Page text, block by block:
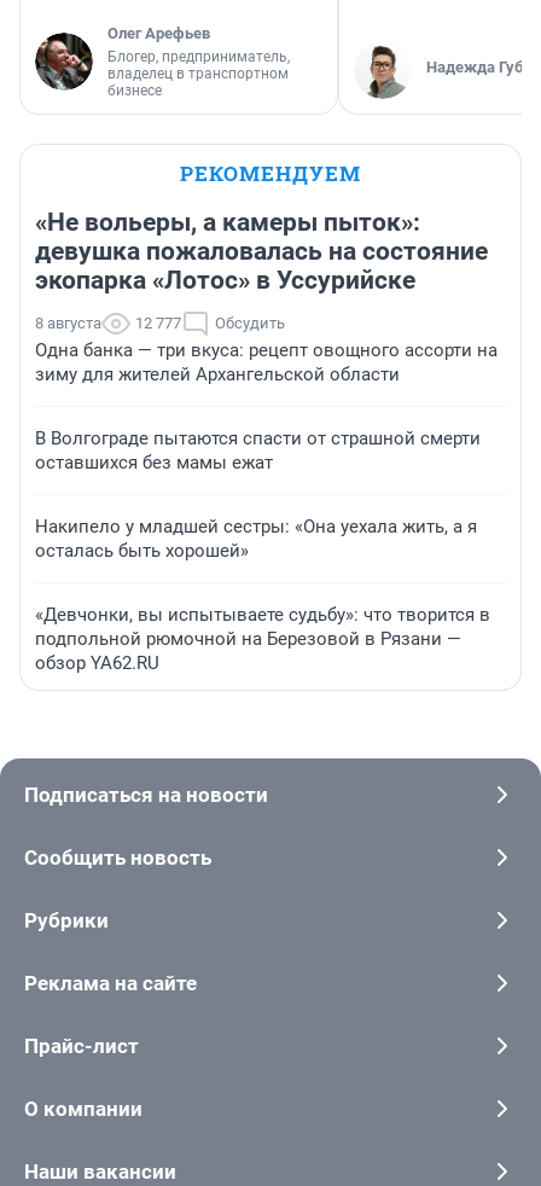
Олег Арефьев
Блогер, предприниматель,
владелец в транспортном
бизнесе
Надежда
РЕКОМЕНДУЕМ
«Не вольеры, а камеры пыток»:
девушка пожаловалась на состояние
экопарка «Лотос» в Уссурийске
8 августа 12 777 Обсудить
Одна банка — три вкуса: рецепт овощного ассорти на
зиму для жителей Архангельской области
В Волгограде пытаются спасти от страшной смерти
оставшихся без мамы ежат
Накипело у младшей сестры: «Она уехала жить, а я
осталась быть хорошей»
«Девчонки, вы испытываете судьбу»: что творится в
подпольной рюмочной на Березовой в Рязани —
обзор YA62.RU
Подписаться на новости
Сообщить новость
Рубрики
Реклама на сайте
Прайс-лист
О компании
Наши вакансии